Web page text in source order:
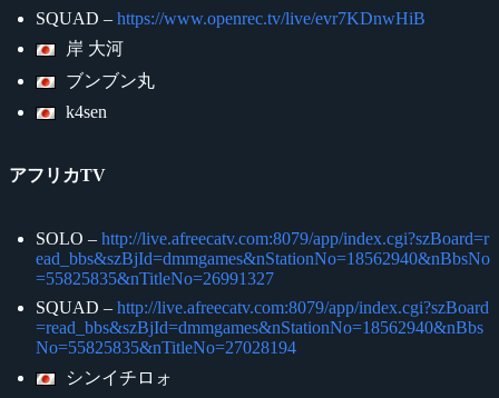
SQUAD – https://www.openrec.tv/live/evr7KDnwHiB
岸 大河
ブンブン丸
k4sen
アフリカTV
SOLO – http://live.afreecatv.com:8079/app/index.cgi?szBoard=r
ead_bbs&szBjId=dmmgames&nStationNo=18562940&nBbsNo
=55825835&nTitleNo=26991327
SQUAD – http://live.afreecatv.com:8079/app/index.cgi?szBoard
=read_bbs&szBjId=dmmgames&nStationNo=18562940&nBbs
No=55825835&nTitleNo=27028194
シンイチロォ